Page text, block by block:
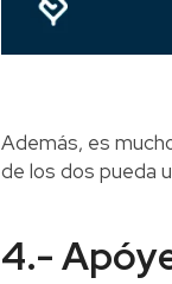
Además, es
de los dos pueda
4.-